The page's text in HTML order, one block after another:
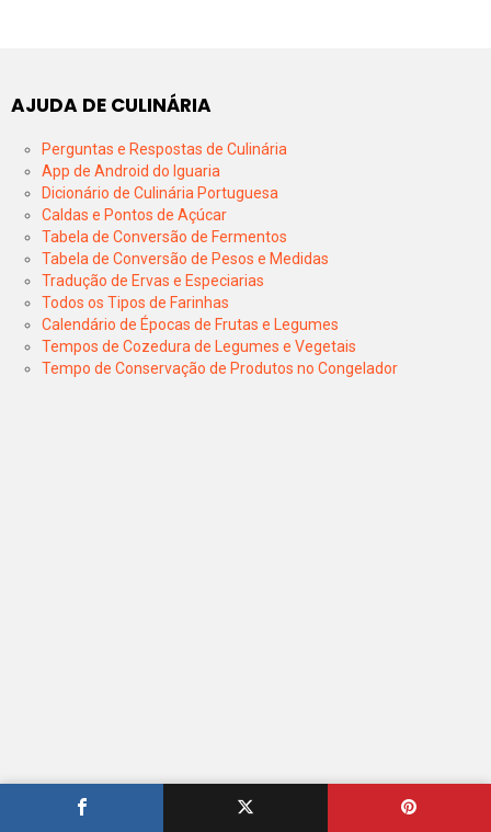
AJUDA DE CULINÁRIA
Perguntas e Respostas de Culinária
App de Android do Iguaria
Dicionário de Culinária Portuguesa
Caldas e Pontos de Açúcar
Tabela de Conversão de Fermentos
Tabela de Conversão de Pesos e Medidas
Tradução de Ervas e Especiarias
Todos os Tipos de Farinhas
Calendário de Épocas de Frutas e Legumes
Tempos de Cozedura de Legumes e Vegetais
Tempo de Conservação de Produtos no Congelador